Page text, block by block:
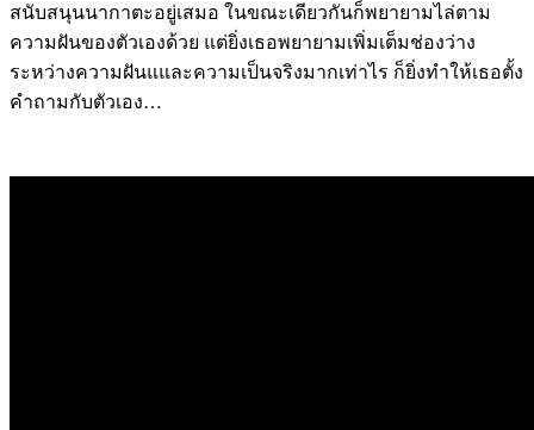
สนับสนุนนากาตะอยู่เสมอ ในขณะเดียวกันก็พยายามไล่ตาม
ความฝันของตัวเองด้วย แต่ยิ่งเธอพยายามเพิ่มเต็มช่องว่าง
ระหว่างความฝันแและความเป็นจริงมากเท่าไร ก็ยิ่งทำให้เธอตั้ง
คำถามกับตัวเอง…